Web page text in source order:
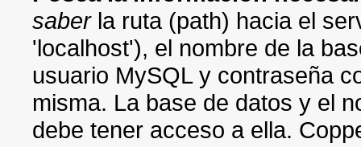
saberla ruta (path) hacia el
'localhost'), el nombre de la
usuario MySQL y contraseña
misma. La base de datos y el
debe tener acceso a ella.